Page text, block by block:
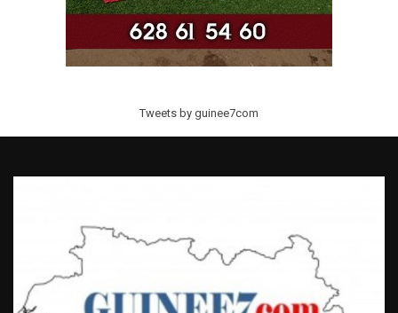
Tweets by guinee7com